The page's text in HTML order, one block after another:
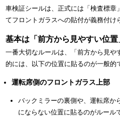
車検証シールは、正式には「検査標章
てフロントガラスへの貼付が義務付け
基本は「前方から見やすい位置
一番大切なルールは、「前方から見や
的には、以下の位置に貼るのが一般的
運転席側のフロントガラス上部
バックミラーの裏側や、運転席か
にならない位置に貼るのがルール